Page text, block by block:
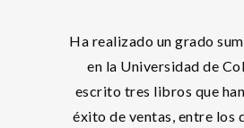
Ha realizado un grado
en la Universidad de
escrito tres libros que
éxito de ventas, entre los